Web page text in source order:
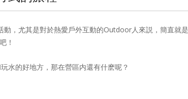
，尤其是對於熱愛戶外互動的Outdoor人來説，簡直就
！
水的好地方，那在營區内還有什麽呢？